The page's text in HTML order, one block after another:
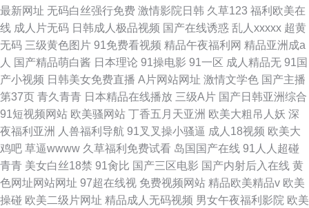
最新网址 无码白丝强行免费 激情影院日韩 久草123 福利欧美在
线 成人片无码 日韩成人极品视频 国产在线诱惑 乱人xxxxx 超黄
无码 三级黄色图片 91免费看视频 精品午夜福利网 精品亚洲成a
人 国产精品萌白酱 日本理论 91操电影 91一区 成人精品无 91国
产小视频 日韩美女免费直播 A片网站网址 激情文学色 国产主播
第37页 青久青青 日本精品在线播放 三级A片 国产日韩亚洲综合
91短视频网站 欧美骚网站 丁香五月天亚洲 欧美大粗吊人妖 深
夜福利亚洲
人兽福利导航 91叉叉操小骚逼 成人18视频 欧美大
鸡吧 草逼wwww 久草福利免费试看 岛国国产在线 91人人超碰
青青 美女白丝18禁 91肏比 国产三区电影 国产内射后入在线 黄
色网址网站网址 97超在线视 免费视频网站 精品欧美精品v 欧美
操碰 欧美二级片网址 精品成人无码视频 男女午夜福利影院 欧美